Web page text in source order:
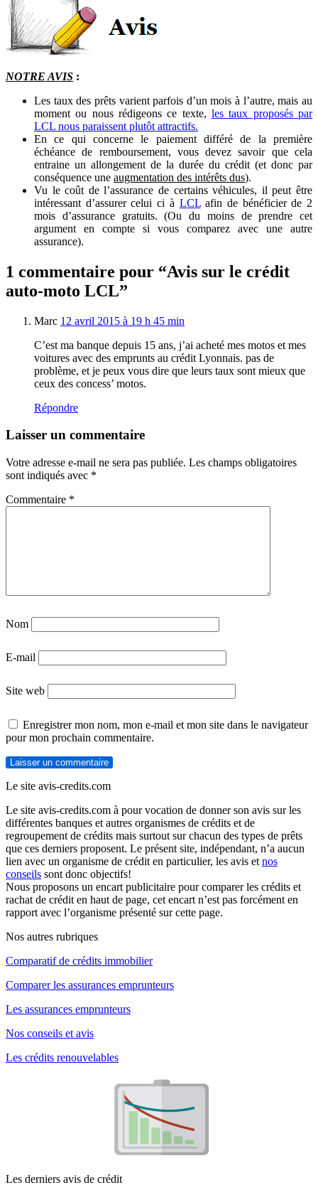
NOTRE AVIS :
Les taux des prêts varient parfois d’un mois à l’autre, mais au
moment ou nous rédigeons ce texte, les taux proposés par
LCL nous paraissent plutôt attractifs.
En ce qui concerne le paiement différé de la première
échéance de remboursement, vous devez savoir que cela
entraine un allongement de la durée du crédit (et donc par
conséquence une augmentation des intérêts dus).
Vu le coût de l’assurance de certains véhicules, il peut être
intéressant d’assurer celui ci à LCLafin de bénéficier de 2
mois d’assurance gratuits. (Ou du moins de prendre cet
argument en compte si vous comparez avec une autre
assurance).
1 commentaire pour “Avis sur le crédit
auto-moto LCL”
Marc 12 avril 2015 à 19 h 45 min
C’est ma banque depuis 15 ans, j’ai acheté mes motos et mes
voitures avec des emprunts au crédit Lyonnais. pas de
problème, et je peux vous dire que leurs taux sont mieux que
ceux des concess’ motos.
Répondre
Laisser un commentaire
Votre adresse e-mail ne sera pas publiée. Les champs obligatoires
sont indiqués avec *
Commentaire *
Nom
E-mail
Site web
Enregistrer mon nom, mon e-mail et mon site dans le navigateur
pour mon prochain commentaire.
Le site avis-credits.com
Le site avis-credits.com à pour vocation de donner son avis sur les
différentes banques et autres organismes de crédits et de
regroupement de crédits mais surtout sur chacun des types de prêts
que ces derniers proposent. Le présent site, indépendant, n’a aucun
lien avec un organisme de crédit en particulier, les avis et nos
conseils sont donc objectifs!
Nous proposons un encart publicitaire pour comparer les crédits et
rachat de crédit en haut de page, cet encart n’est pas forcément en
rapport avec l’organisme présenté sur cette page.
Nos autres rubriques
Comparatif de crédits immobilier
Comparer les assurances emprunteurs
Les assurances emprunteurs
Nos conseils et avis
Les crédits renouvelables
Les derniers avis de crédit